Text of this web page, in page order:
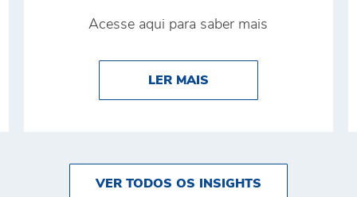
O PRÊMIO DE MELHOR
Acesse aqui para saber mais
LER MAISABOUT BRINK’S É
VER TODOS OS INSIGHTS